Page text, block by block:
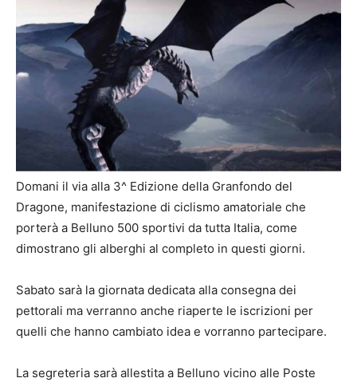
Domani il via alla 3^ Edizione della Granfondo del
Dragone, manifestazione di ciclismo amatoriale che
porterà a Belluno 500 sportivi da tutta Italia, come
dimostrano gli alberghi al completo in questi giorni.
Sabato sarà la giornata dedicata alla consegna dei
pettorali ma verranno anche riaperte le iscrizioni per
quelli che hanno cambiato idea e vorranno partecipare.
La segreteria sarà allestita a Belluno vicino alle Poste